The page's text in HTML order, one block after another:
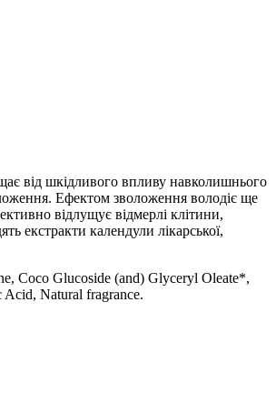
від шкідливого впливу навколишнього
Ефектом зволоження володіє ще
відлущує відмерлі клітини,
екстракти календули лікарської,
Coco Glucoside (and) Glyceryl Oleate*,
Natural fragrance.